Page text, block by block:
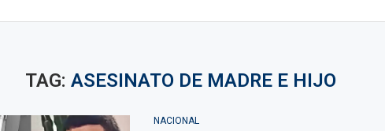
TAG:ASESINATO DE MADRE E HIJO
NACIONAL